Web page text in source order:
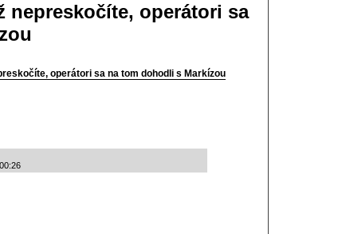
nepreskočíte, operátori sa
operátori sa na tom dohodli s Markízou